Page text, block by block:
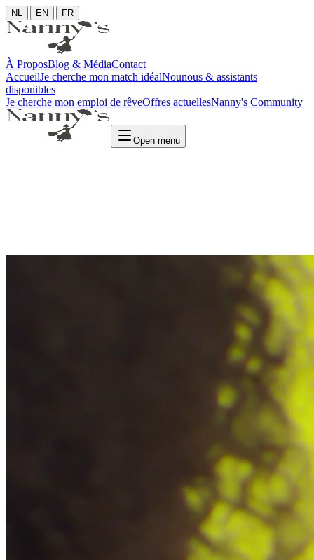
NL | EN | FR
À ProposBlog & MédiaContact
AccueilJe cherche mon match idéalNounous & assistants
disponibles
Je cherche mon emploi de rêveOffres actuellesNanny's Community
Open menu